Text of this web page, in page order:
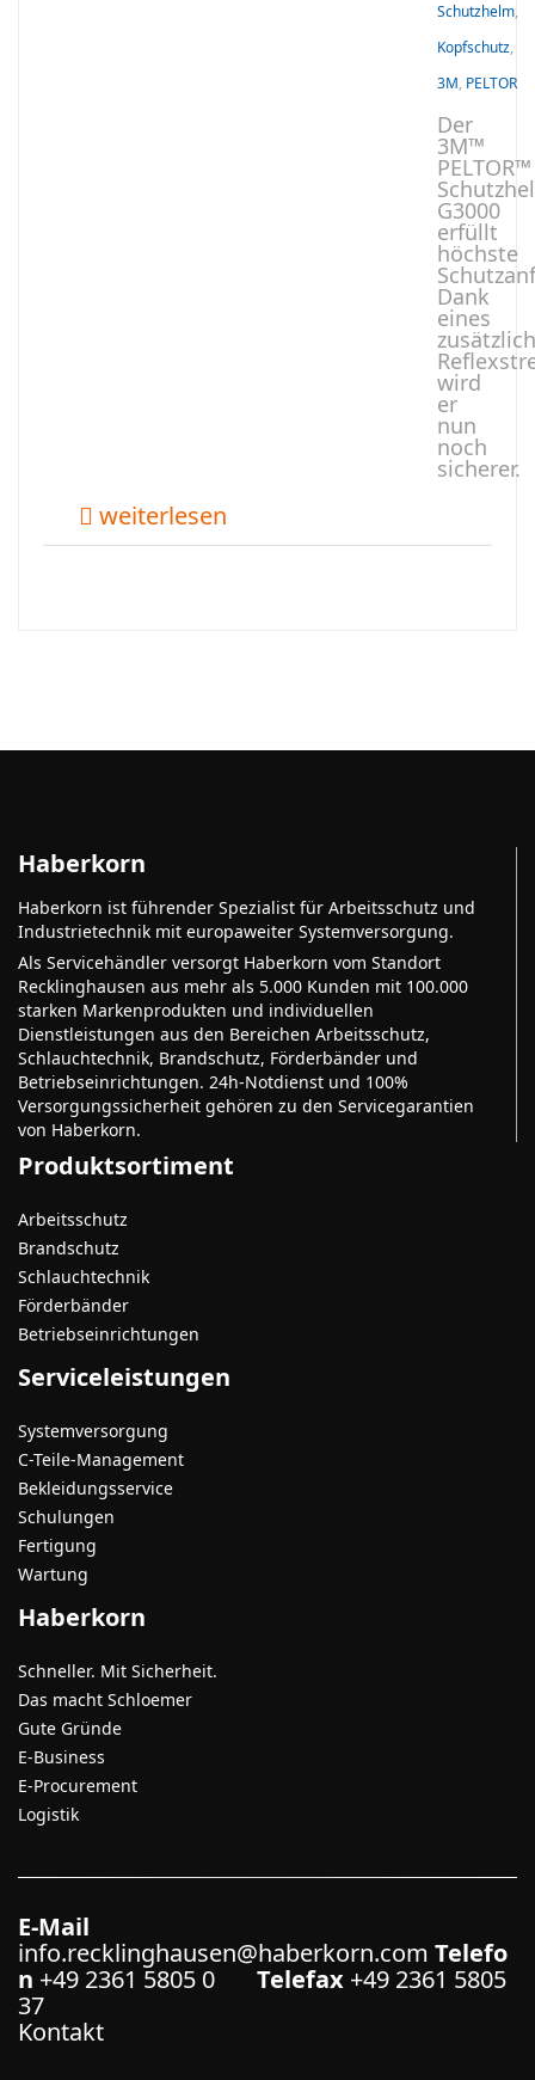
Schutzhelm,
Kopfschutz,
3M, PELTOR
Der
3M™
PELTOR™
G3000
erfüllt
höchste
Dank
eines
wird
er
nun
noch
sicherer.
weiterlesen
Haberkorn
Haberkorn ist führender Spezialist für Arbeitsschutz und
Industrietechnik mit europaweiter Systemversorgung.
Als Servicehändler versorgt Haberkorn vom Standort
Recklinghausen aus mehr als 5.000 Kunden mit 100.000
starken Markenprodukten und individuellen
Dienstleistungen aus den Bereichen Arbeitsschutz,
Schlauchtechnik, Brandschutz, Förderbänder und
Betriebseinrichtungen. 24h-Notdienst und 100%
Versorgungssicherheit gehören zu den Servicegarantien
von Haberkorn.
Produktsortiment
Arbeitsschutz
Brandschutz
Schlauchtechnik
Förderbänder
Betriebseinrichtungen
Serviceleistungen
Systemversorgung
C-Teile-Management
Bekleidungsservice
Schulungen
Fertigung
Wartung
Haberkorn
Schneller. Mit Sicherheit.
Das macht Schloemer
Gute Gründe
E-Business
E-Procurement
Logistik
E-Mail
info.recklinghausen@haberkorn.com Telefo
n +49 2361 5805 0 Telefax +49 2361 5805
37
Kontakt